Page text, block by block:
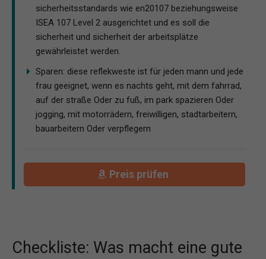
sicherheitsstandards wie en20107 beziehungsweise
ISEA 107 Level 2 ausgerichtet und es soll die
sicherheit und sicherheit der arbeitsplätze
gewährleistet werden.
Sparen: diese reflekweste ist für jeden mann und jede
frau geeignet, wenn es nachts geht, mit dem fahrrad,
auf der straße Oder zu fuß, im park spazieren Oder
jogging, mit motorrädern, freiwilligen, stadtarbeitern,
bauarbeitern Oder verpflegern
Preis prüfen
Checkliste: Was macht eine gute